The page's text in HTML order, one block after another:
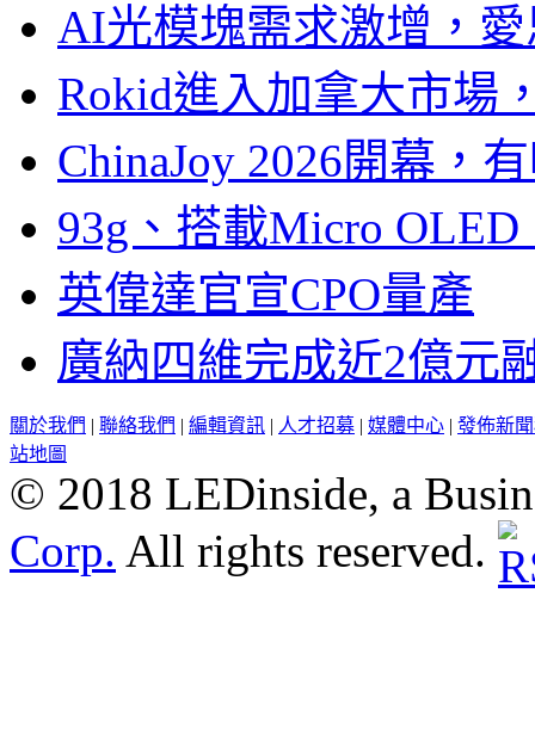
AI光模塊需求激增，
Rokid進入加拿大市場
ChinaJoy 2026開幕，
93g、搭載Micro
英偉達官宣CPO量產
廣納四維完成近2億元
關於我們 | 聯絡我們 | 編輯資訊 | 人才招募 | 媒體中心 | 發佈新
站地圖
© 2018 LEDinside, a
Corp. All rights reserved.